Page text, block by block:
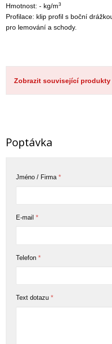
Hmotnost: - kg/m3
Profilace: klip profil s boční
pro lemování a schody.
Zobrazit související produkty
Poptávka
Jméno / Firma *
E-mail *
Telefon *
Text dotazu *